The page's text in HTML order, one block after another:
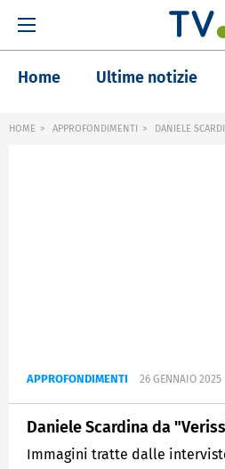
Home Ultime notizie
HOME APPROFONDIMENTI DANIELE
APPROFONDIMENTI 26 GENNAIO 2025
Daniele Scardina da
Immagini tratte dalle